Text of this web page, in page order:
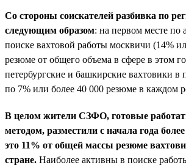
Со стороны соискателей разбивка по
следующим образом: на первом месте по
поиске вахтовой работы москвичи (14%
резюме от общего объема в сфере в этом
петербургские и башкирские вахтовики
по 7% или более 40 000 резюме в каждом
В целом жители СЗФО, готовые
методом, разместили с начала года
это 11% от общей массы резюме
стране. Наиболее активны в поиске